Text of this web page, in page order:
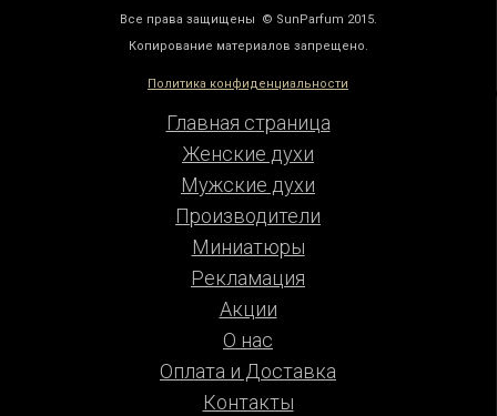
Все права защищены © SunParfum 2015.
Копирование материалов запрещено.
Политика конфиденциальности
Главная страница
Женские духи
Мужские духи
Производители
Миниатюры
Рекламация
Акции
О нас
Оплата и Доставка
Контакты